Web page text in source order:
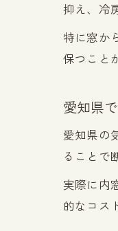
抑え、冷
特に窓か
保つこと
愛知県
愛知県の
ることで
実際に内
的なコス